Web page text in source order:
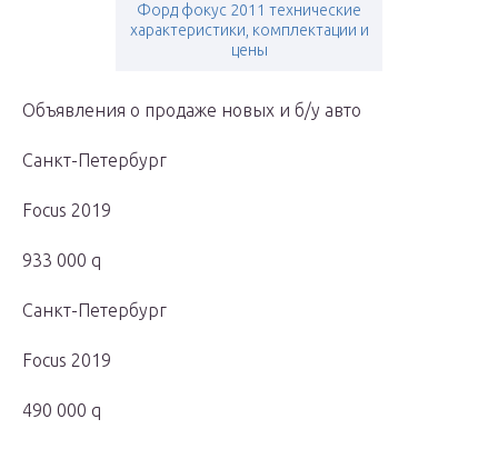
Форд фокус 2011 технические
характеристики, комплектации и
цены
Объявления о продаже новых и б/у авто
Санкт-Петербург
Focus 2019
933 000 q
Санкт-Петербург
Focus 2019
490 000 q